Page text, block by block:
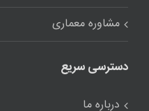
مشاوره معماری
دسترسی سریع
درباره ما